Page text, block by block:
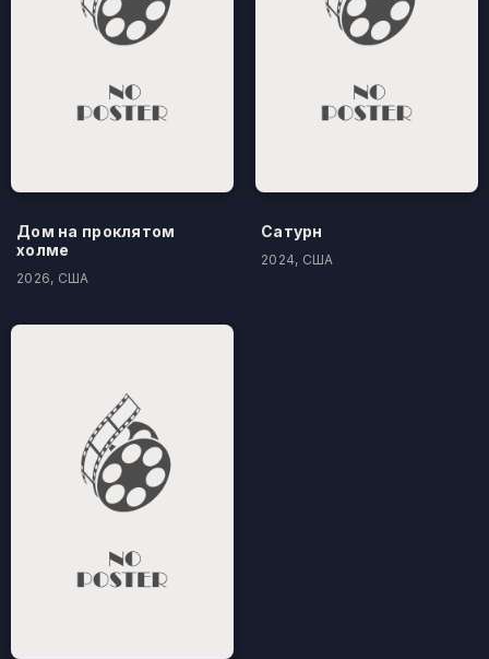
Дом на проклятом
холме
2026, США
Сатурн
2024, США